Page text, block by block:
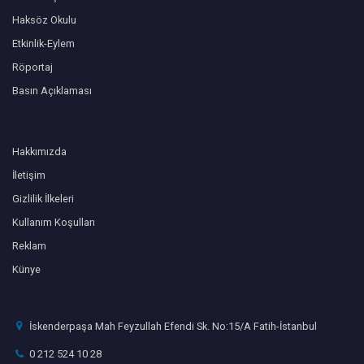
Haksöz Okulu
Etkinlik-Eylem
Röportaj
Basın Açıklaması
Hakkımızda
İletişim
Gizlilik İlkeleri
Kullanım Koşulları
Reklam
Künye
İskenderpaşa Mah Feyzullah Efendi Sk. No:15/A Fatih-İstanbul
0 212 524 10 28